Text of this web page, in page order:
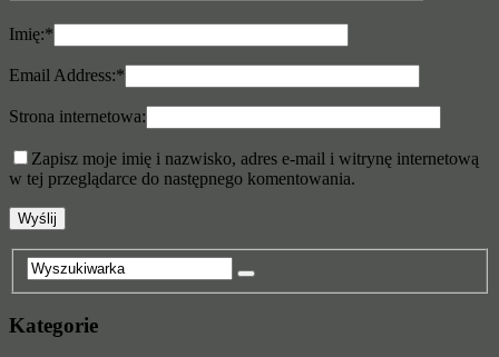
Imię:*
Email Address:*
Strona internetowa:
Zapisz moje imię i nazwisko, adres e-mail i witrynę internetową
w tej przeglądarce do następnego komentowania.
Kategorie